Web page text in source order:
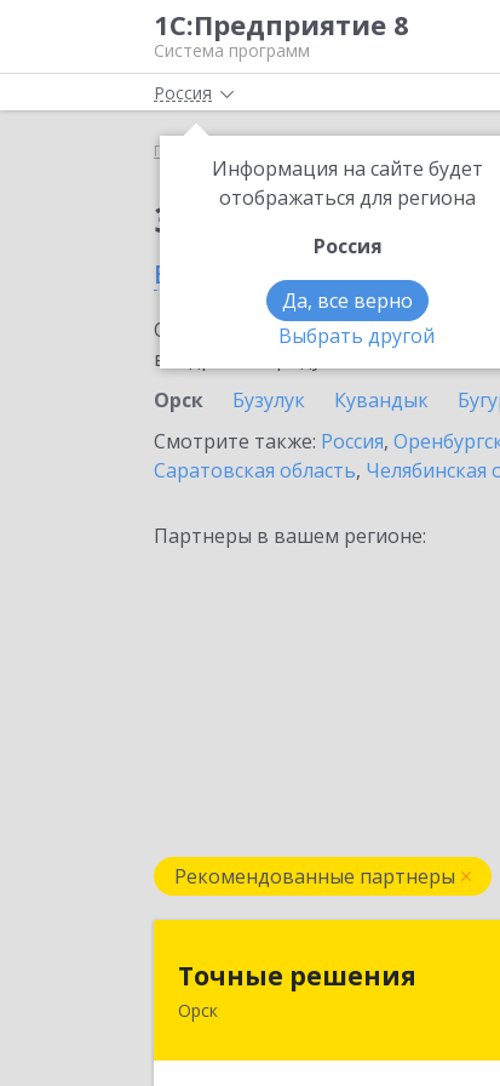
1С:Предприятие 8
Система программ
Россия
Информация на сайте будет
отображаться для региона
Россия
Да, все верно
Выбрать другой
Главная 1C-
Заказать 1C-Store
в Орске
Ознакомьтесь с
внедрение продукта.
Орск
Бузулук Кувандык
Смотрите также: Россия,
Саратовская область, Челябинская
Партнеры в вашем регионе:
Рекомендованные партнеры
Точные решения
Орск